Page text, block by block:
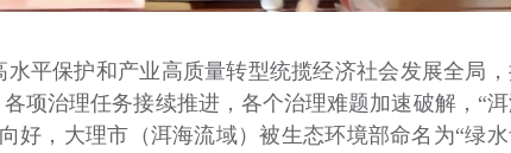
平保护和产业高质量转型统揽经济社会发展全局
项治理任务接续推进，各个治理难题加速破解，“
好，大理市（洱海流域）被生态环境部命名为“绿